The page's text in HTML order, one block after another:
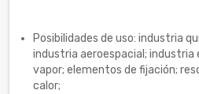
Posibilidades de uso: industria
industria aeroespacial;
vapor; elementos de fijación;
calor;